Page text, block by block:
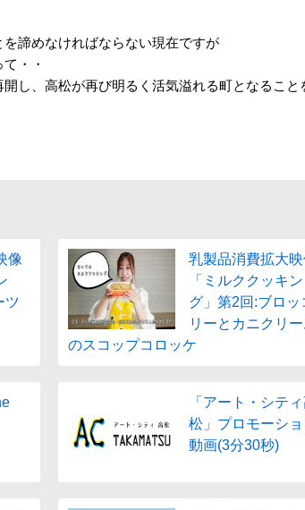
諦めなければならない現在ですが
・・
し、高松が再び明るく活気溢れる町となること
像
ツ
乳製品消費拡大映
「ミルククッキン
グ」第2回:ブロッ
リーとカニクリー
のスコップコロッケ
「アート・シテ
松」プロモーショ
動画(3分30秒)